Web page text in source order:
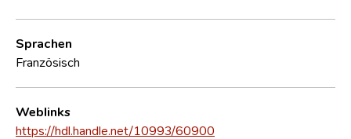
Sprachen
Französisch
Weblinks
https://hdl.handle.net/10993/60900